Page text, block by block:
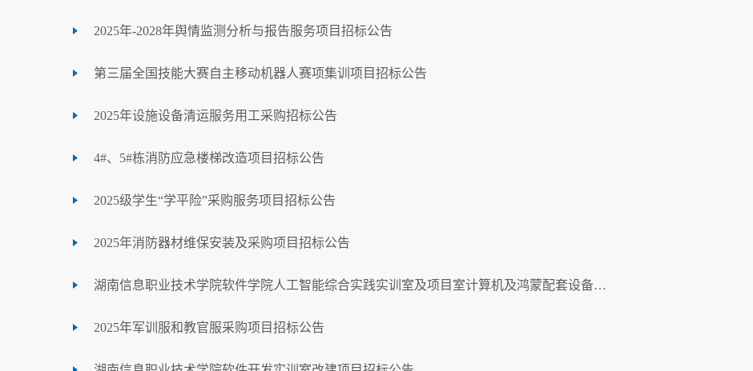
2025年-2028年舆情监测分析与报告服务项目招标公告
第三届全国技能大赛自主移动机器人赛项集训项目招标公告
2025年设施设备清运服务用工采购招标公告
4#、5#栋消防应急楼梯改造项目招标公告
2025级学生“学平险”采购服务项目招标公告
2025年消防器材维保安装及采购项目招标公告
湖南信息职业技术学院软件学院人工智能综合实践实训室及项目室计算机及鸿蒙配套设备…
2025年军训服和教官服采购项目招标公告